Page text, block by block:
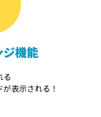
機能
る
表示される！